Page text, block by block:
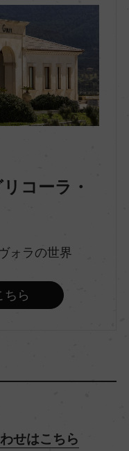
コーラ・
ォラの世界
ちら
せはこちら